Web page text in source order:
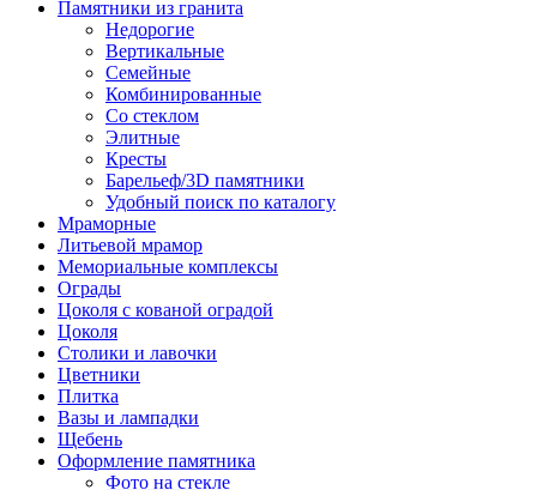
Памятники из гранита
Недорогие
Вертикальные
Семейные
Комбинированные
Со стеклом
Элитные
Кресты
Барельеф/3D памятники
Удобный поиск по каталогу
Мраморные
Литьевой мрамор
Мемориальные комплексы
Ограды
Цоколя с кованой оградой
Цоколя
Столики и лавочки
Цветники
Плитка
Вазы и лампадки
Щебень
Оформление памятника
Фото на стекле